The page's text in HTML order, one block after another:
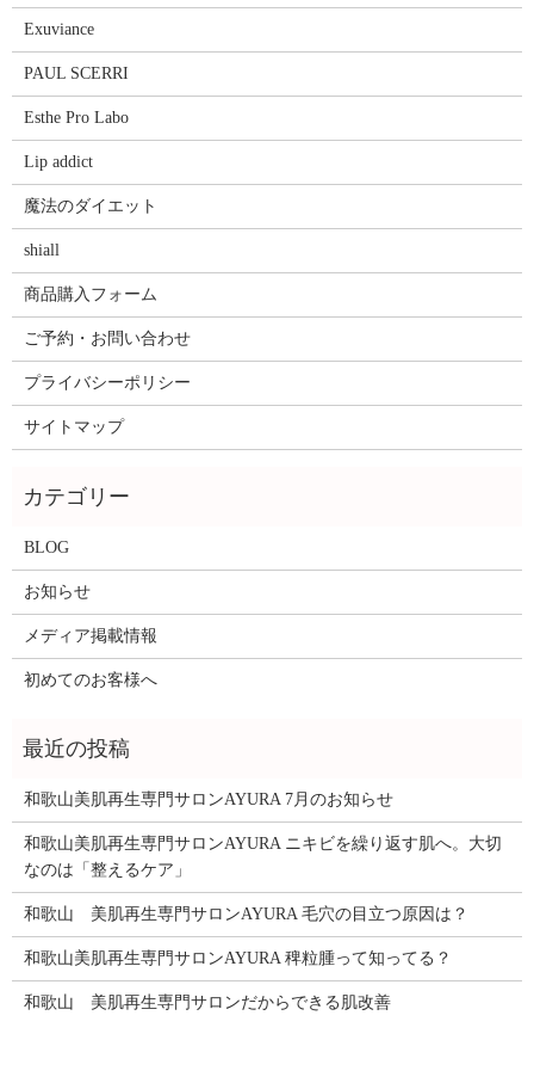
Exuviance
PAUL SCERRI
Esthe Pro Labo
Lip addict
魔法のダイエット
shiall
商品購入フォーム
ご予約・お問い合わせ
プライバシーポリシー
サイトマップ
BLOG
お知らせ
メディア掲載情報
初めてのお客様へ
和歌山美肌再生専門サロンAYURA 7月のお知らせ
和歌山美肌再生専門サロンAYURA ニキビを繰り返す肌へ。大切
なのは「整えるケア」
和歌山 美肌再生専門サロンAYURA 毛穴の目立つ原因は？
和歌山美肌再生専門サロンAYURA 稗粒腫って知ってる？
和歌山 美肌再生専門サロンだからできる肌改善